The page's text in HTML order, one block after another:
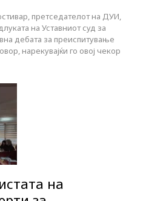
претседателот на ДУИ,
на Уставниот суд за
дебата за преиспитување
нарекувајќи го овој чекор
на